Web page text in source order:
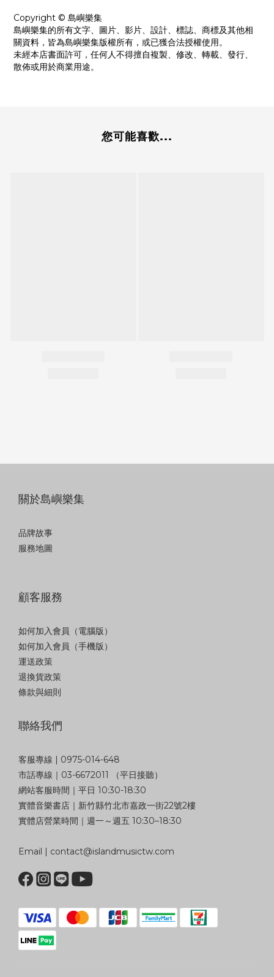
Copyright © 島嶼樂集
島嶼樂集的所有文字、圖片、影片、設計、標誌、商標及其他相
關資料，皆為島嶼樂集版權所有，或已獲合法授權使用。
未經本店書面許可，任何人不得擅自複製、修改、轉載、發行、
散佈或用於商業用途。
您可能喜歡...
關於島嶼樂集
品牌故事
服務地圖
顧客服務
如何加入會員（電腦版）
如何加入會員（手機版）
運送政策
退換貨政策
條款與細則
聯絡我們
客服專線 | 0975-014-648
市話專線｜03-6672011 （平日接聽）
網站客服時間｜平日 10:30-18:30
實體音樂書店｜新竹縣竹北市嘉政一街22號2樓
實體店營業時間｜週一～週五 10:30–18:30
Email | contact@islandmusictw.com